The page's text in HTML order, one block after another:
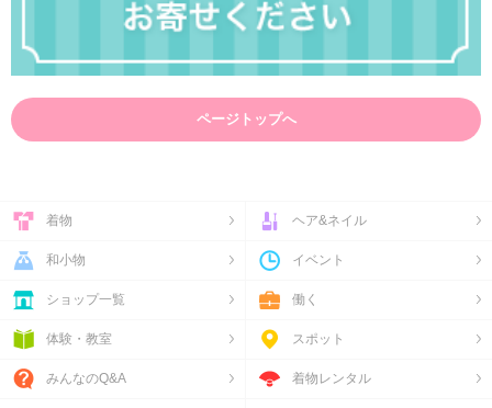
ページトップへ
着物 ヘア&ネイル
和小物 イベント
ショップ一覧 働く
体験・教室 スポット
みんなのQ&A 着物レンタル